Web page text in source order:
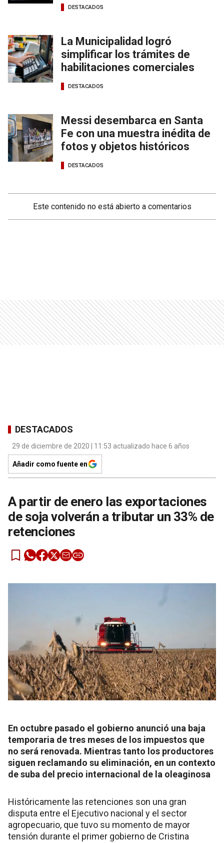
DESTACADOS
La Municipalidad logró
simplificar los trámites de
habilitaciones comerciales
DESTACADOS
Messi desembarca en Santa
Fe con una muestra inédita de
fotos y objetos históricos
DESTACADOS
Este contenido no está abierto a comentarios
DESTACADOS
29 de diciembre de 2020 | 11:53 actualizado hace 6 años
Añadir como fuente en
A partir de enero las exportaciones
de soja volverán a tributar un 33% de
retenciones
En octubre pasado el gobierno anunció una baja
temporaria de tres meses de los impuestos que
no será renovada. Mientras tanto los productores
siguen reclamando su eliminación, en un contexto
de suba del precio internacional de la oleaginosa
Históricamente las retenciones son una gran
disputa entre el Ejecutivo nacional y el sector
agropecuario, que tuvo su momento de mayor
tensión durante el primer gobierno de Cristina